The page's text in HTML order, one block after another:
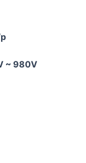
~ 980V